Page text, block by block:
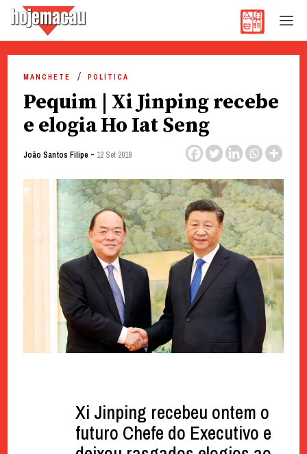
content
MANCHETE POLÍTICA
Pequim | Xi Jinping recebe
e elogia Ho Iat Seng
João Santos Filipe - 12 Set 2019
Xi Jinping recebeu ontem o
futuro Chefe do Executivo e